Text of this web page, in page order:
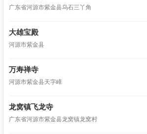
广东省河源市紫金县乌石三丫角
大雄宝殿
河源市紫金县
万寿禅寺
河源市紫金县天字嶂
龙窝镇飞龙寺
广东省河源市紫金县龙窝镇龙窝村